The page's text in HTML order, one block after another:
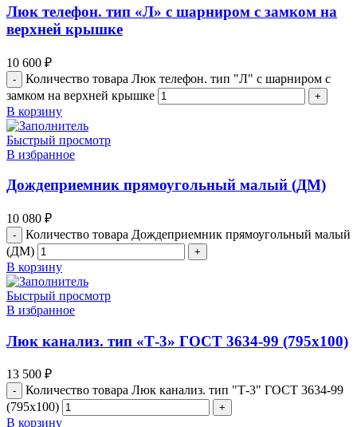
Люк телефон. тип «Л» с шарниром с замком на
верхней крышке
10 600 ₽
Количество товара Люк телефон. тип "Л" с шарниром с
замком на верхней крышке
В корзину
Быстрый просмотр
В избранное
Дождеприемник прямоугольный малый (ДМ)
10 080 ₽
Количество товара Дождеприемник прямоугольный малый
(ДМ)
В корзину
Быстрый просмотр
В избранное
Люк канализ. тип «Т-3» ГОСТ 3634-99 (795х100)
13 500 ₽
Количество товара Люк канализ. тип "Т-3" ГОСТ 3634-99
(795х100)
В корзину